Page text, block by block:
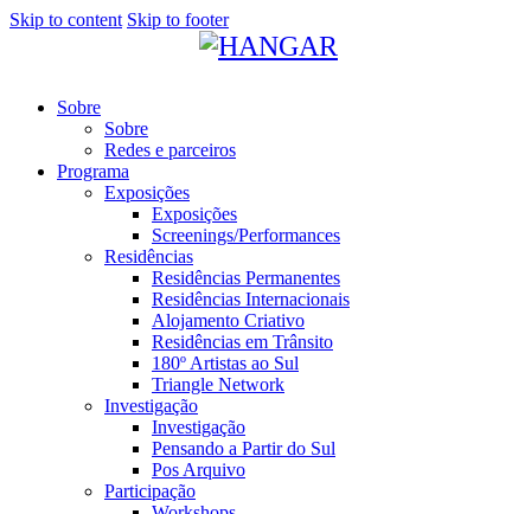
Skip to content Skip to footer
Sobre
Sobre
Redes e parceiros
Programa
Exposições
Exposições
Screenings/Performances
Residências
Residências Permanentes
Residências Internacionais
Alojamento Criativo
Residências em Trânsito
180º Artistas ao Sul
Triangle Network
Investigação
Investigação
Pensando a Partir do Sul
Pos Arquivo
Participação